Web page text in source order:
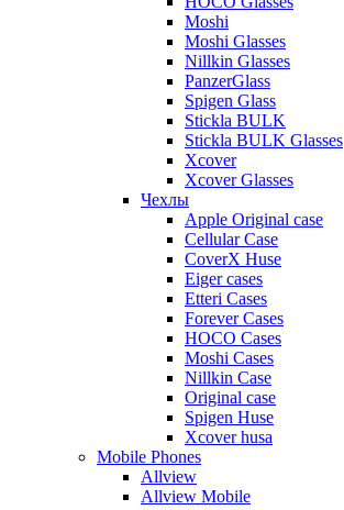
Moshi
Moshi Glasses
Nillkin Glasses
PanzerGlass
Spigen Glass
Stickla BULK
Stickla BULK Glasses
Xcover
Xcover Glasses
Чехлы
Apple Original case
Cellular Case
CoverX Huse
Eiger cases
Etteri Cases
Forever Cases
HOCO Cases
Moshi Cases
Nillkin Case
Original case
Spigen Huse
Xcover husa
Mobile Phones
Allview
Allview Mobile